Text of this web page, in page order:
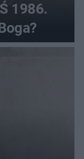
1986.